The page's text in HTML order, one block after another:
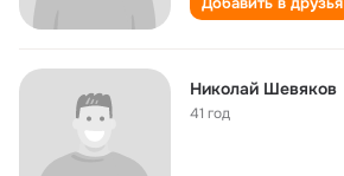
Николай Шевяков
41 год